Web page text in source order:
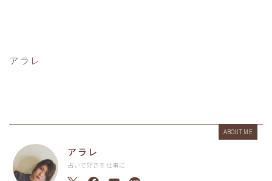
アラレ
ABOUT ME
アラレ
占いで好きを仕事に